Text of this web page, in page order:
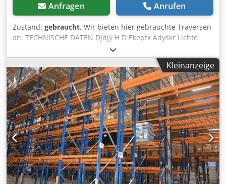
Anfragen Anrufen
Zustand: gebraucht, Wir bieten hier gebrauchte Traversen
an. TECHNISCHE DATEN Djdjy H D Ekepfx Adyskr Lichte
Weite: 3.600 mm Kastenprofil: 125 x 50 mm - Traglast pro
Traversenpaar: 3.700 kg Kastenprofil: 130 x 50 mm -
Traglast pro Traversenpaar: 3.800 kg Farbe: Narzissengelb
Zustand: gebraucht STAFFELPREIS pro Stück -
Lagerbestand 2000 Stück 1 - 50 Stück: 17,50 € netto 51 -
100 Stück: 16,00 € netto 101 - 250 Stück: 14,50 € netto ab
251 Stück: 13,00 € netto PROJEKTIERUNG Unser
Vertriebsteam erstellt Ihnen gerne ein unverbindliches,
auf Ihre Wünsche abgestimmtes, Angebot. TRANSPORT &
MONTAGE Gerne helfen wir Ihnen bei Transport und
Montage der Ware. ZAHLUNGSBEDINGUNGEN
Zahlungsbedingungen sind im Auftragsfall abzustimmen.
Der Preis versteht sich als Stückpreis/Nettopreis bzw. wie
Kleinanzeige